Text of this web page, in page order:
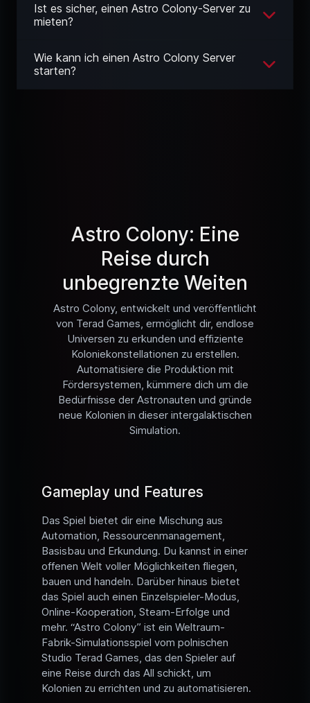
Ist es sicher, einen Astro Colony-Server zu
mieten?
Wie kann ich einen Astro Colony Server
starten?
Astro Colony: Eine
Reise durch
unbegrenzte Weiten
Astro Colony, entwickelt und veröffentlicht
von Terad Games, ermöglicht dir, endlose
Universen zu erkunden und effiziente
Koloniekonstellationen zu erstellen.
Automatisiere die Produktion mit
Fördersystemen, kümmere dich um die
Bedürfnisse der Astronauten und gründe
neue Kolonien in dieser intergalaktischen
Simulation.
Gameplay und Features
Das Spiel bietet dir eine Mischung aus
Automation, Ressourcenmanagement,
Basisbau und Erkundung. Du kannst in einer
offenen Welt voller Möglichkeiten fliegen,
bauen und handeln. Darüber hinaus bietet
das Spiel auch einen Einzelspieler-Modus,
Online-Kooperation, Steam-Erfolge und
mehr. “Astro Colony” ist ein Weltraum-
Fabrik-Simulationsspiel vom polnischen
Studio Terad Games, das den Spieler auf
eine Reise durch das All schickt, um
Kolonien zu errichten und zu automatisieren.